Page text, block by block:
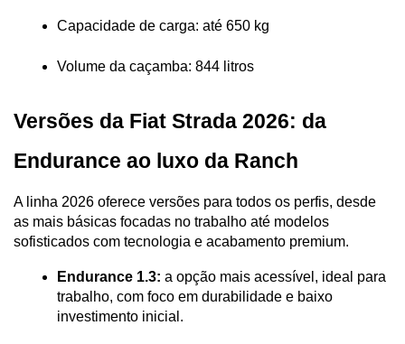
Capacidade de carga: até 650 kg
Volume da caçamba: 844 litros
Versões da Fiat Strada 2026: da
Endurance ao luxo da Ranch
A linha 2026 oferece versões para todos os perfis, desde
as mais básicas focadas no trabalho até modelos
sofisticados com tecnologia e acabamento premium.
Endurance 1.3: a opção mais acessível, ideal para
trabalho, com foco em durabilidade e baixo
investimento inicial.